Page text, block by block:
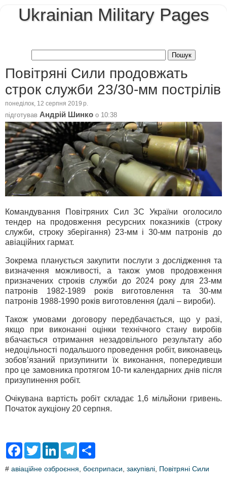
Ukrainian Military Pages
Повітряні Сили продовжать
строк служби 23/30-мм пострілів
понеділок, 12 серпня 2019 р.
підготував Андрій Шинко о 10:38
Командування Повітряних Сил ЗС України оголосило
тендер на продовження ресурсних показників (строку
служби, строку зберігання) 23-мм і 30-мм патронів до
авіаційних гармат.
Зокрема планується закупити послуги з дослідження та
визначення можливості, а також умов продовження
призначених строків служби до 2024 року для 23-мм
патронів 1982-1989 років виготовлення та 30-мм
патронів 1988-1990 років виготовлення (далі – вироби).
Також умовами договору передбачається, що у разі,
якщо при виконанні оцінки технічного стану виробів
вбачається отримання незадовільного результату або
недоцільності подальшого проведення робіт, виконавець
зобов’язаний призупинити їх виконання, попередивши
про це замовника протягом 10-ти календарних днів після
призупинення робіт.
Очікувана вартість робіт складає 1,6 мільйони гривень.
Початок аукціону 20 серпня.
F
e
T
t
L
k
T
e
r
# авіаційне озброєння боєприпаси закупівлі Повітряні Сили